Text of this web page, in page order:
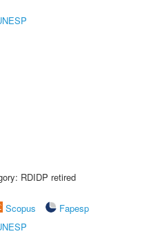
RDIDP retired
Scopus
Fapesp